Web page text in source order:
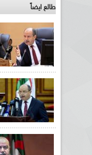
طالع ايضاً